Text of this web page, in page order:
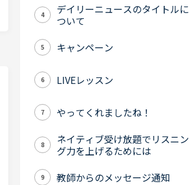
4
デイリーニュースのタイトルに
ついて
5 キャンペーン
6 LIVEレッスン
7 やってくれましたね！
8
ネイティブ受け放題でリスニン
グ力を上げるためには
9 教師からのメッセージ通知